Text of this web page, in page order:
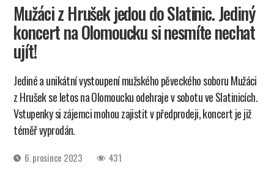
Mužáci z Hrušek jedou do Slatinic. Jediný
koncert na Olomoucku si nesmíte nechat
ujít!
Jediné a unikátní vystoupení mužského pěveckého soboru Mužáci
z Hrušek se letos na Olomoucku odehraje v sobotu ve Slatinicích.
Vstupenky si zájemci mohou zajistit v předprodeji, koncert je již
téměř vyprodán.
Datum
příspěvku
6. prosince 2023 431